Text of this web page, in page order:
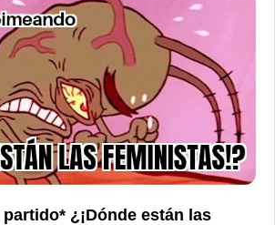
¿¡Dónde están las